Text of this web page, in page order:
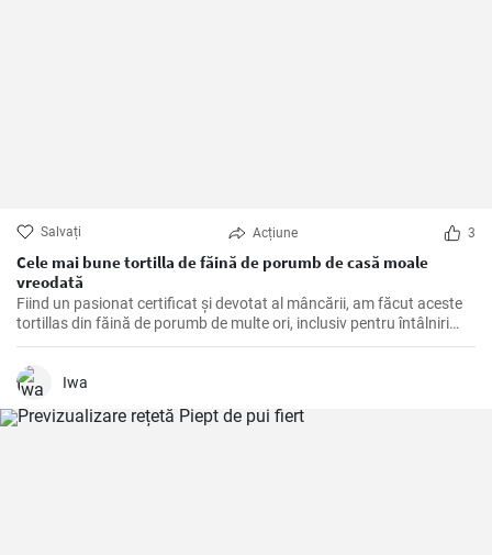
Salvați Acțiune 3
Cele mai bune tortilla de făină de porumb de casă moale
vreodată
Fiind un pasionat certificat și devotat al mâncării, am făcut aceste
tortillas din făină de porumb de multe ori, inclusiv pentru întâlniri
tematice și cine liniștite în timpul săptămânii acasă. Sunt un
acompaniament excelent sau o bază pentru o varietate de
mâncăruri mexicane și, de asemenea, o salvare pentru cei care
fiecare dată ca o călătorie în inima bucătăriei mexicane.
Iwa